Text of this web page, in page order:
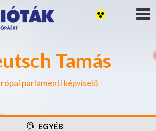
Tamás
parlamenti képviselő
EGYÉB